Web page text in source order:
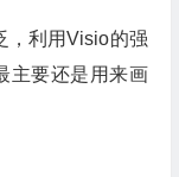
，利用Visio的强
主要还是用来画